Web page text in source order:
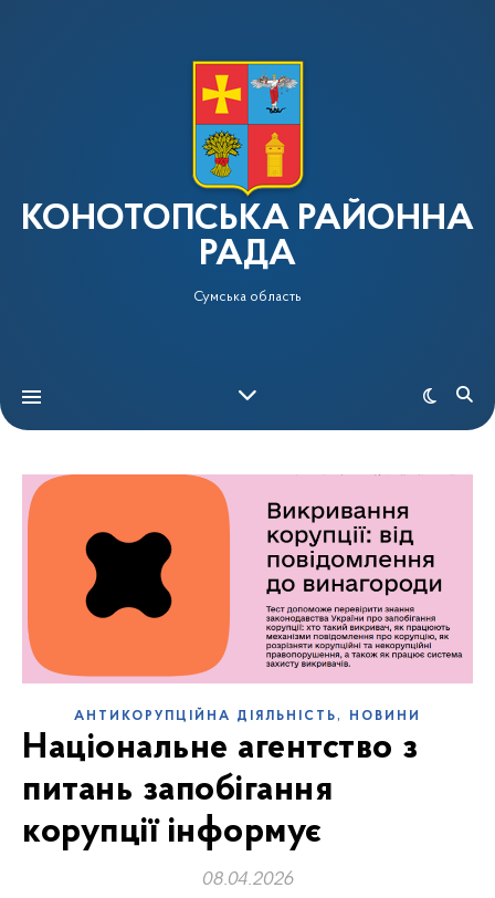
КОНОТОПСЬКА РАЙОННА
РАДА
Сумська область
АНТИКОРУПЦІЙНА ДІЯЛЬНІСТЬ, НОВИНИ
Національне агентство з
питань запобігання
корупції інформує
08.04.2026